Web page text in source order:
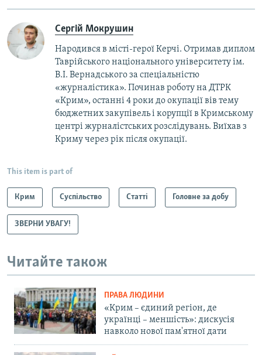
Сергій Мокрушин
Народився в місті-герої Керчі. Отримав диплом
Таврійського національного університету ім.
В.І. Вернадського за спеціальністю
«журналістика». Починав роботу на ДТРК
«Крим», останні 4 роки до окупації вів тему
бюджетних закупівель і корупції в Кримському
центрі журналістських розслідувань. Виїхав з
Криму через рік після окупації.
This item is part of
Крим Суспільство Статті Головне за добу
ЗВЕРНИ УВАГУ!
Читайте також
ПРАВА ЛЮДИНИ
«Крим – єдиний регіон, де
українці – меншість»: дискусія
навколо нової пам'ятної дати